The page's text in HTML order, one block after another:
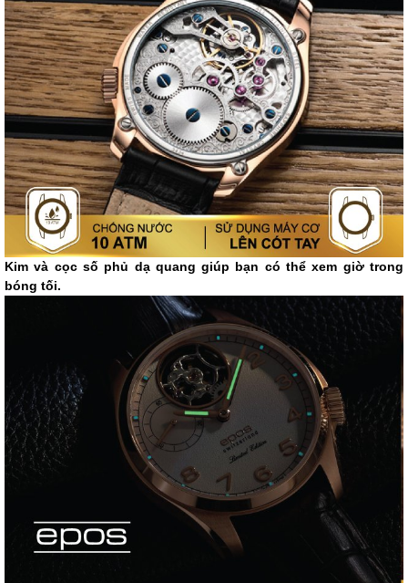
Kim và cọc số phủ dạ quang giúp bạn có thể xem giờ trong
bóng tối.